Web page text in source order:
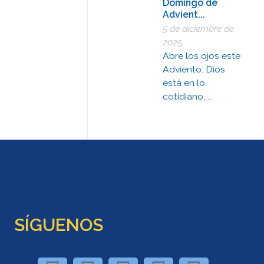
Domingo de
Advient...
5 de diciembre de
2025
Abre los ojos este
Adviento: Dios
está en lo
cotidiano, ...
SÍGUENOS